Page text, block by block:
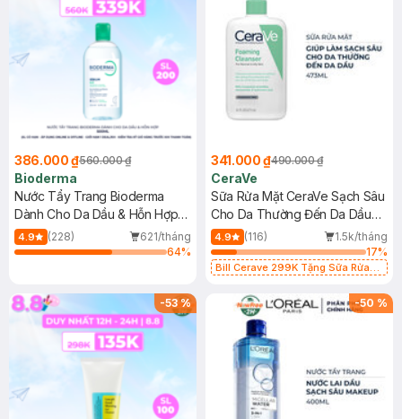
386.000 ₫560.000 ₫
Bioderma
Nước Tẩy Trang Bioderma
Dành Cho Da Dầu & Hỗn Hợp
500ml
4.9 (228)
621/tháng
64%
341.000 ₫490.000 ₫
CeraVe
Sữa Rửa Mặt CeraVe Sạch Sâu
Cho Da Thường Đến Da Dầu
473ml
4.9 (116)
1.5k/tháng
17%
Bill Cerave 299K Tặng Sữa Rửa
-53% -50 %